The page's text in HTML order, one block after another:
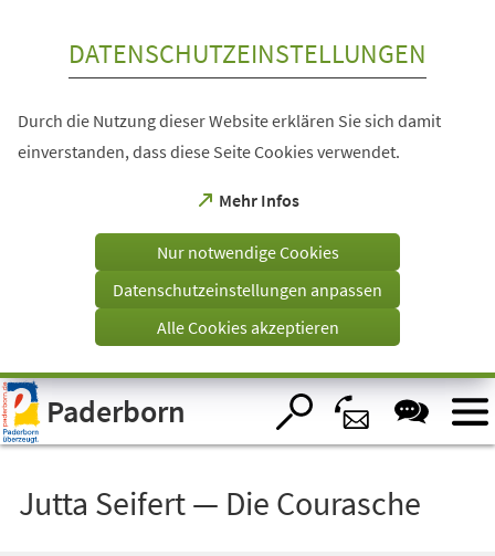
Visuelle
Assistenzsoftware
öffnen.
DATENSCHUTZEINSTELLUNGEN
Durch die Nutzung dieser Website erklären Sie sich damit
einverstanden, dass diese Seite Cookies verwendet.
Mehr Infos
(Öffnet
einem
Tab)
Nur notwendige Cookies
Datenschutzeinstellungen anpassen
Alle Cookies akzeptieren
Paderborn
Jutta Seifert — Die Courasche